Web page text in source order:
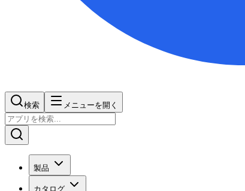
検索 メニューを開く
製品
カタログ